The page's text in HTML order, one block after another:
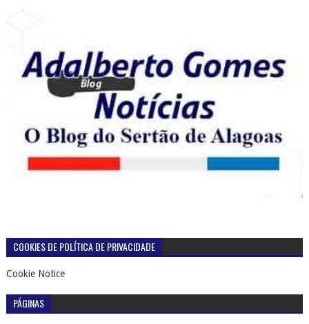
COOKIES DE POLÍTICA DE PRIVACIDADE
Cookie Notice
PÁGINAS